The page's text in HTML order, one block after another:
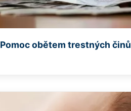
Pomoc obětem trestných činů